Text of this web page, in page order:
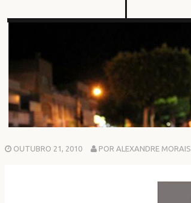
OUTUBRO 21, 2010 POR ALEXANDRE MORAIS